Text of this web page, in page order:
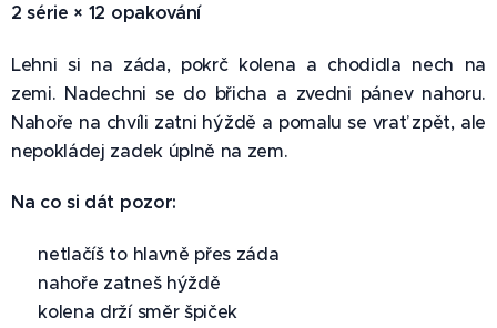
2 série × 12 opakování
Lehni si na záda, pokrč kolena a chodidla nech na
zemi. Nadechni se do břicha a zvedni pánev nahoru.
Nahoře na chvíli zatni hýždě a pomalu se vrať zpět, ale
nepokládej zadek úplně na zem.
Na co si dát pozor:
✅ netlačíš to hlavně přes záda
✅ nahoře zatneš hýždě
✅ kolena drží směr špiček